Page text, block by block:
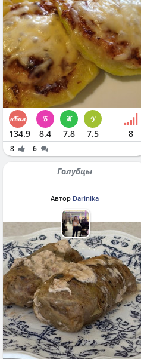
134.9 8.4 7.8 7.5 8
8 6
Голубцы
Автор Darinika